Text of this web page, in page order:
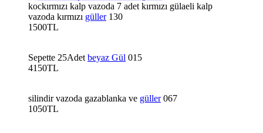
kockırmızı kalp vazoda 7 adet kırmızı gülaeli kalp
vazoda kırmızı güller130
1500TL
Sepette 25Adet beyaz Gül 015
4150TL
silindir vazoda gazablanka ve güller067
1050TL